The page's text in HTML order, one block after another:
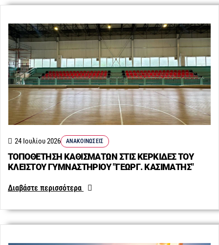
ΤΟΠΟΘΕΤΗΣΗ ΚΑΘΙΣΜΑΤΩΝ ΣΤΙΣ ΚΕΡΚΙΔΕΣ ΤΟΥ
ΚΛΕΙΣΤΟΥ ΓΥΜΝΑΣΤΗΡΙΟΥ "ΓΕΩΡΓ. ΚΑΣΙΜΑΤΗΣ"
24 Ιουλίου 2026 ΑΝΑΚΟΙΝΏΣΕΙΣ
Διαβάστε περισσότερα